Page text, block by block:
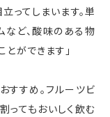
ってしまいます。単
など、酸味のある物
ができます」
すすめ。フルーツビ
ってもおいしく飲む